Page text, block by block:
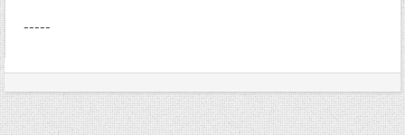
-----